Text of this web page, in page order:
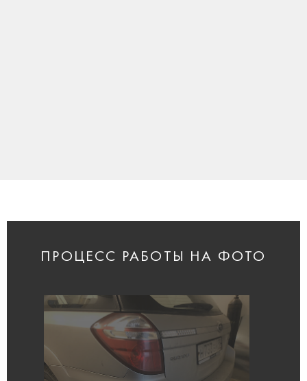
ПРОЦЕСС РАБОТЫ НА ФОТО